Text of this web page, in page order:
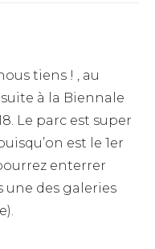
tiens ! , au
suite à la Biennale
Le parc est super
est le 1er
enterrer
des galeries